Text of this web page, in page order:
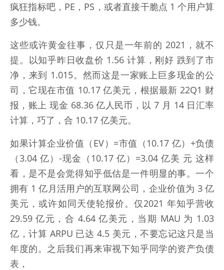
疯狂指标吧，PE，PS，或者直接干脆点 1 个用户算
多少钱。
这些或许黄金往事，仅只是一年前的 2021，就不
提。以知乎昨日收盘价 1.56 计算，刚好 跌到了市
净，来到 1.015。然而这是一家账上巨多现金的公
司，它现在市值 10.17 亿美元，根据最新 22Q1 财
报，账上 现金 68.36 亿人民币，以 7 月 14 日汇率
计算，巧了，合 10.17 亿美元。
如果计算企业价值（EV）=市值（10.17 亿）+负债
（3.04 亿）-现金（10.17 亿）=3.04 亿美 元 这样
看，是不是会觉得知乎低估是一件明显的事。一个
拥有 1 亿月活用户的互联网公司，企业价值为 3 亿
美元，或许如同天使轮报价。仅2021 年知乎营收
29.59 亿元，合 4.64 亿美元，当期 MAU 为 1.03
亿，计算 ARPU 已达 4.5 美元，不要忘记这只是当
年度的。之后我们再来审视下知乎同学的资产负债
表，